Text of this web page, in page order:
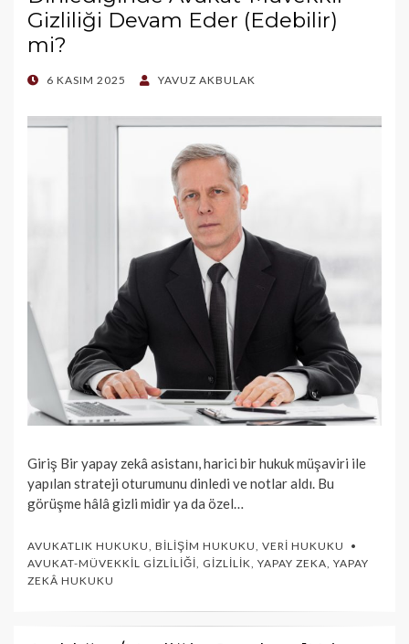
Gizliliği Devam Eder (Edebilir)
mi?
POSTED
6 KASIM 2025 YAVUZ AKBULAK
Giriş Bir yapay zekâ asistanı, harici bir hukuk müşaviri ile
yapılan strateji oturumunu dinledi ve notlar aldı. Bu
görüşme hâlâ gizli midir ya da özel…
AVUKATLIK HUKUKU, BILIŞIM HUKUKU, VERI HUKUKU
AVUKAT-MÜVEKKIL GIZLILIĞI, GIZLILIK, YAPAY ZEKA, YAPAY
ZEKÂ HUKUKU